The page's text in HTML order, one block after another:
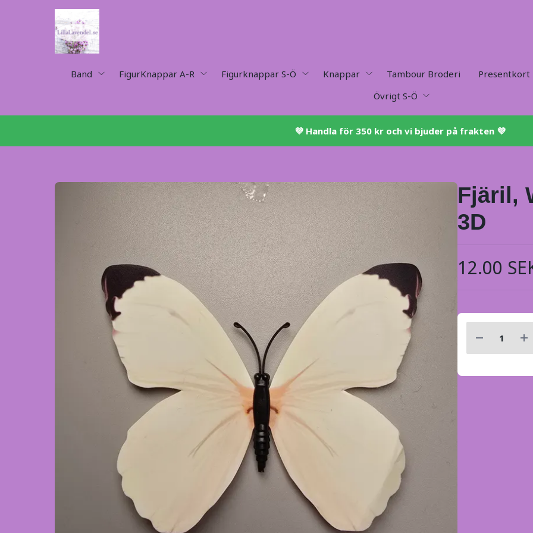
Band FigurKnappar A-R Figurknappar S-Ö Knappar Tambour Broderi Presentkort
Övrigt S-Ö
💜 ​Handla för 350 kr och vi bjuder på frakten 💜​
Fjäril,
3D
12.00